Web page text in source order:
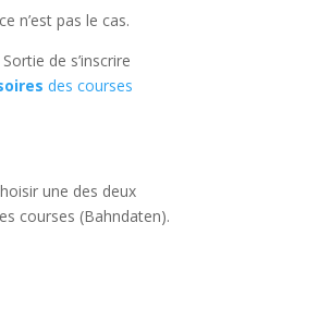
n’est pas le cas.
de s’inscrire
des courses
une des deux
courses (Bahndaten).